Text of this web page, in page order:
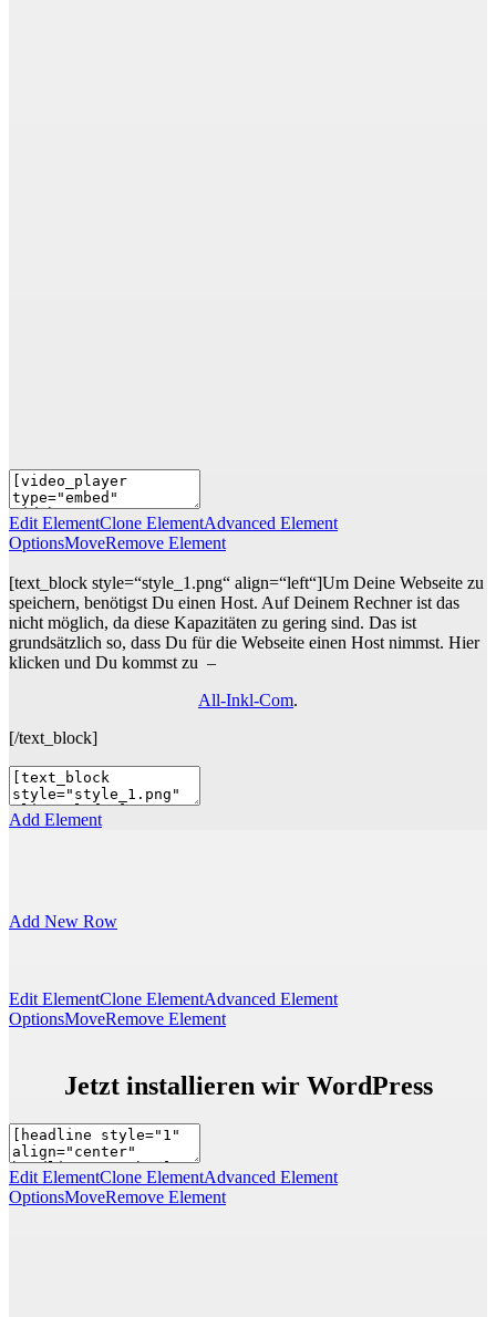
Edit ElementClone ElementAdvanced Element
OptionsMoveRemove Element
[text_block style=“style_1.png“ align=“left“]Um Deine Webseite zu
speichern, benötigst Du einen Host. Auf Deinem Rechner ist das
nicht möglich, da diese Kapazitäten zu gering sind. Das ist
grundsätzlich so, dass Du für die Webseite einen Host nimmst. Hier
klicken und Du kommst zu –
All-Inkl-Com.
[/text_block]
Add Element
Add New Row
Edit ElementClone ElementAdvanced Element
OptionsMoveRemove Element
Jetzt installieren wir WordPress
Edit ElementClone ElementAdvanced Element
OptionsMoveRemove Element